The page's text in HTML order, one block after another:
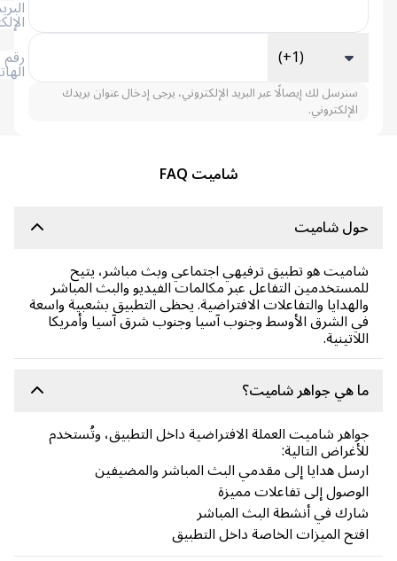
الإلكتروني
الهاتف
سنرسل لك إيصالًا عبر البريد الإلكتروني، يرجى إدخال عنوان بريدك
الإلكتروني.
شاميت FAQ
شاميت
هو تطبيق ترفيهي اجتماعي وبث مباشر، يتيح
التفاعل عبر مكالمات الفيديو والبث المباشر
والتفاعلات الافتراضية. يحظى التطبيق بشعبية واسعة
الشرق الأوسط وجنوب آسيا وجنوب شرق آسيا وأمريكا
هي جواهر شاميت؟
شاميت العملة الافتراضية داخل التطبيق، وتُستخدم
التالية:
هدايا إلى مقدمي البث المباشر والمضيفين
إلى تفاعلات مميزة
في أنشطة البث المباشر
الميزات الخاصة داخل التطبيق